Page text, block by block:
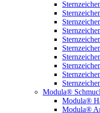
Modula®
Modula®
Modula®